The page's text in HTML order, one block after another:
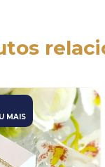
MAIS